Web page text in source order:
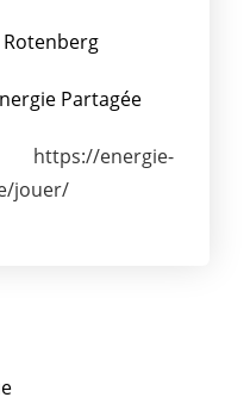
Partagée
https://energie-
jouer/